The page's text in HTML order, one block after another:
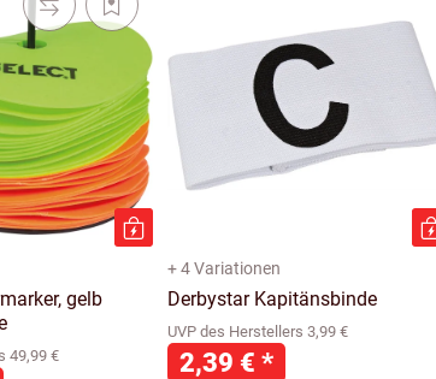
gelb
49,99 €
+ 4 Variationen
Derbystar Kapitänsbinde
UVP des Herstellers 3,99 €
2,39 € *